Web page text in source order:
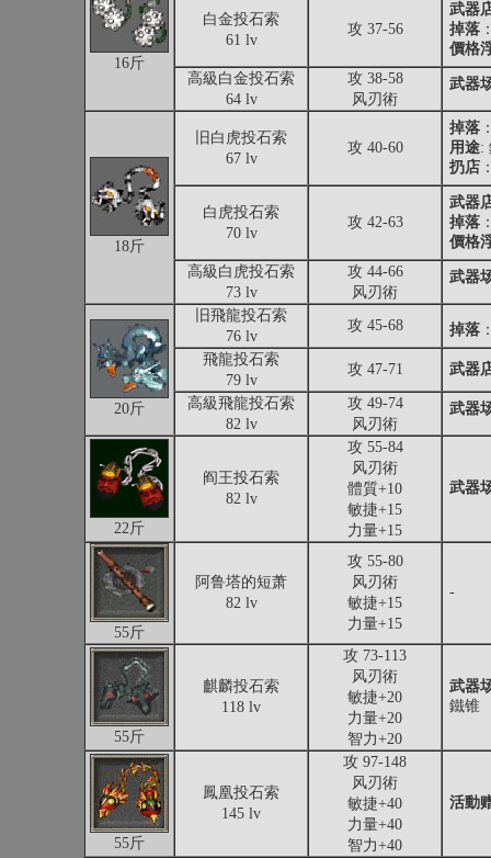
16斤
白金投石索
61 lv
攻 37-56
武器
掉落
價格
高級白金投石索
64 lv
攻 38-58
风刃術
武器
18斤
旧白虎投石索
67 lv
攻 40-60
掉落
用途:
扔店
白虎投石索
70 lv
攻 42-63
武器
掉落
價格
高級白虎投石索
73 lv
攻 44-66
风刃術
武器
20斤
旧飛龍投石索
76 lv
攻 45-68 掉落
飛龍投石索
79 lv
攻 47-71 武器
高級飛龍投石索
82 lv
攻 49-74
风刃術
武器
22斤
阎王投石索
82 lv
攻 55-84
风刃術
體質+10
敏捷+15
力量+15
武器
55斤
阿鲁塔的短萧
82 lv
攻 55-80
风刃術
敏捷+15
力量+15
-
55斤
麒麟投石索
118 lv
攻 73-113
风刃術
敏捷+20
力量+20
智力+20
武器
鐵锥
55斤
鳳凰投石索
145 lv
攻 97-148
风刃術
敏捷+40
力量+40
智力+40
活動